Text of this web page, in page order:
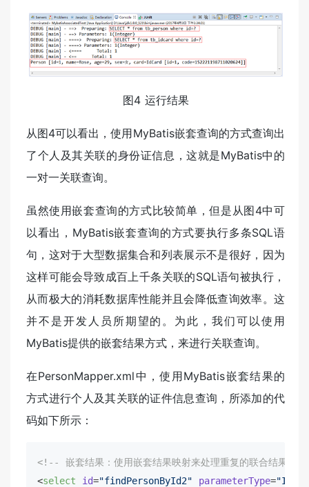
图4 运行结果
从图4可以看出，使用MyBatis嵌套查询的方式查询出
了个人及其关联的身份证信息，这就是MyBatis中的
一对一关联查询。
虽然使用嵌套查询的方式比较简单，但是从图4中可
以看出，MyBatis嵌套查询的方式要执行多条SQL语
句，这对于大型数据集合和列表展示不是很好，因为
这样可能会导致成百上千条关联的SQL语句被执行，
从而极大的消耗数据库性能并且会降低查询效率。这
并不是开发人员所期望的。为此，我们可以使用
MyBatis提供的嵌套结果方式，来进行关联查询。
在PersonMapper.xml中，使用MyBatis嵌套结果的
方式进行个人及其关联的证件信息查询，所添加的代
码如下所示：
<!-- 嵌套结果：使用嵌套结果映射来处理重复的联合结果的
<select id="findPersonById2" parameterType=